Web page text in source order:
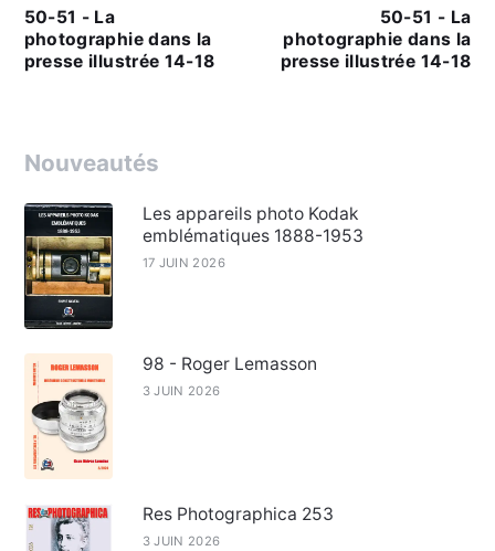
50-51 - La
photographie dans la
presse illustrée 14-18
50-51 - La
photographie dans la
presse illustrée 14-18
Nouveautés
Les appareils photo Kodak
emblématiques 1888-1953
17 JUIN 2026
98 - Roger Lemasson
3 JUIN 2026
Res Photographica 253
3 JUIN 2026